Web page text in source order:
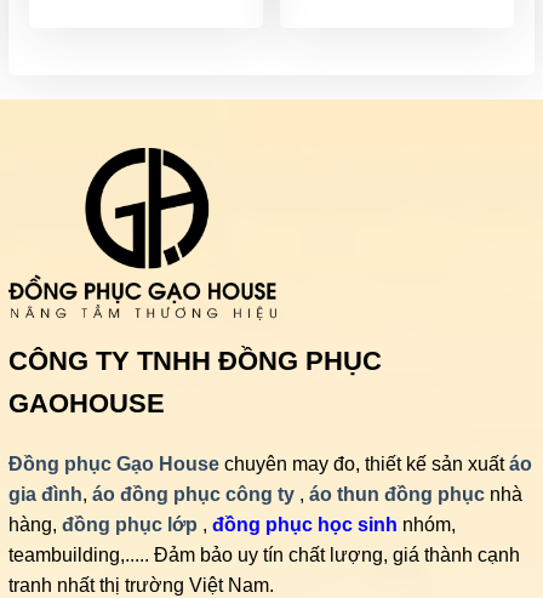
CÔNG TY TNHH ĐỒNG PHỤC
GAOHOUSE
Đồng phục Gạo Housechuyên may đo, thiết kế sản xuấtáo
gia đình, áo đồng phục công ty, áo thun đồng phụcnhà
hàng, đồng phục lớp , đồng phục học sinh nhóm,
teambuilding,..... Đảm bảo uy tín chất lượng, giá thành cạnh
tranh nhất thị trường Việt Nam.